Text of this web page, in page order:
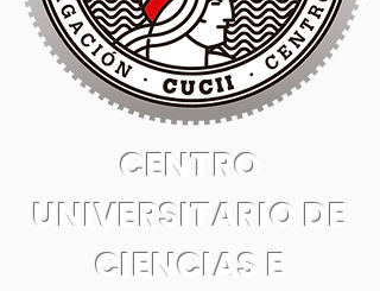
CENTRO
UNIVERSITARIO DE
CIENCIAS E